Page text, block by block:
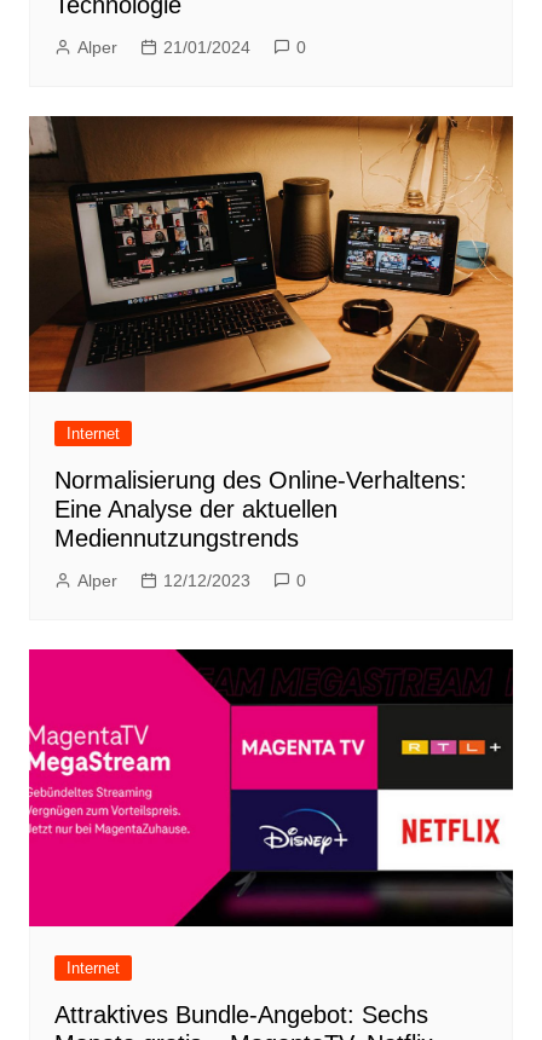
Alper 21/01/2024 0
Internet
Normalisierung des Online-Verhaltens:
Eine Analyse der aktuellen
Mediennutzungstrends
Alper 12/12/2023 0
Internet
Attraktives Bundle-Angebot: Sechs